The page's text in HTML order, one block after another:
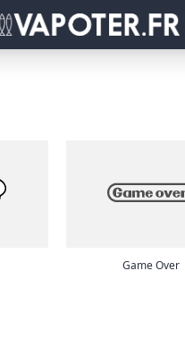
Game Over